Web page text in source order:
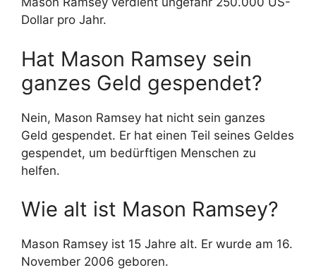
Dollar pro Jahr.
Hat Mason Ramsey sein
ganzes Geld gespendet?
Nein, Mason Ramsey hat nicht sein ganzes
Geld gespendet. Er hat einen Teil seines Geldes
gespendet, um bedürftigen Menschen zu
helfen.
Wie alt ist Mason Ramsey?
Mason Ramsey ist 15 Jahre alt. Er wurde am 16.
November 2006 geboren.